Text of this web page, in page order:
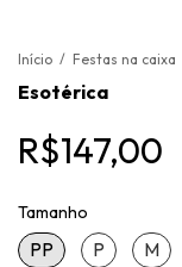
Início / Festas na caixa
Esotérica
R$147,00
Tamanho
PP P M